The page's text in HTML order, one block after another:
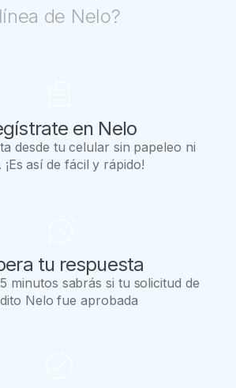
línea de Nelo?
en Nelo
desde tu celular sin papeleo ni
¡Es así de fácil y rápido!
tu respuesta
minutos sabrás si tu solicitud de
Nelo fue aprobada